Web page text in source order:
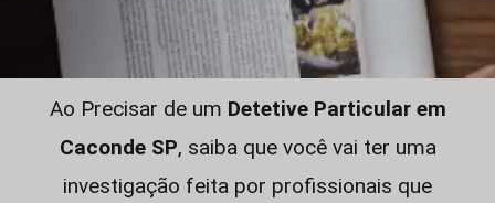
Ao Precisar de um Detetive Particular em
Caconde SP, saiba que você vai ter uma
investigação feita por profissionais que